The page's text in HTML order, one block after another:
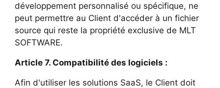
développement personnalisé ou spécifique, ne
peut permettre au Client d'accéder à un fichier
source qui reste la propriété exclusive de MLT
SOFTWARE.
Article 7. Compatibilité des logiciels :
Afin d'utiliser les solutions SaaS, le Client doit